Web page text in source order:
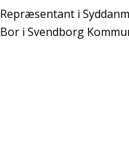
Repræsentant i
Bor i Svendborg